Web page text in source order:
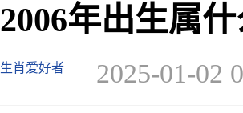
2006年出生属
生肖爱好者 2025-01-02